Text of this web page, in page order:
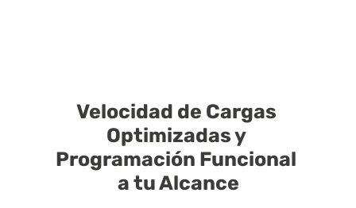
Velocidad de Cargas
Optimizadas y
Programación Funcional
a tu Alcance